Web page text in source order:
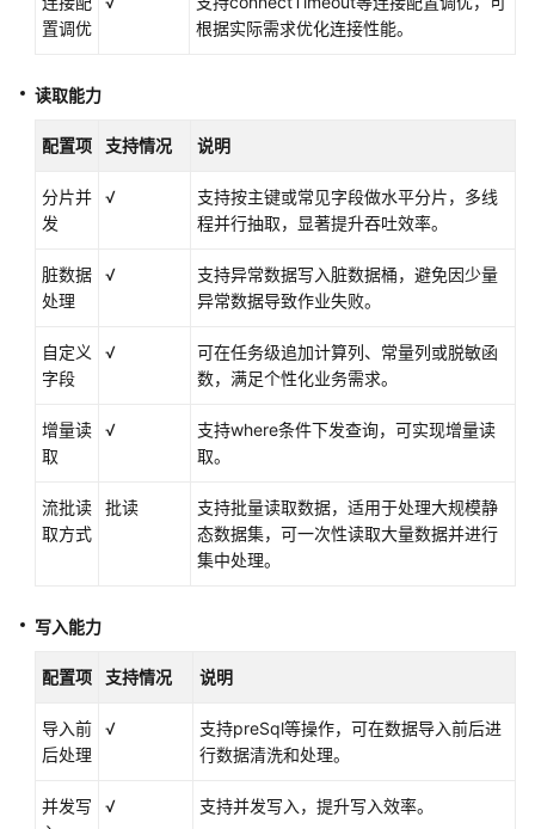
据
据
PostgreSQL
源
Hive
Hudi
据
DMS
置调优
根据实际需求优化连接性能。
读取能力
配置项 支持情况 说明
分片并
发
√
支持按主键或常见字段做水平分片，多线
程并行抽取，显著提升吞吐效率。
脏数据
处理
√
支持异常数据写入脏数据桶，避免因少量
异常数据导致作业失败。
自定义
字段
√
可在任务级追加计算列、常量列或脱敏函
数，满足个性化业务需求。
增量读
取
√
支持where条件下发查询，可实现增量读
取。
流批读
取方式
批读
支持批量读取数据，适用于处理大规模静
态数据集，可一次性读取大量数据并进行
集中处理。
写入能力
配置项 支持情况 说明
导入前
后处理
√
支持preSql等操作，可在数据导入前后进
行数据清洗和处理。
并发写
√ 支持并发写入，提升写入效率。